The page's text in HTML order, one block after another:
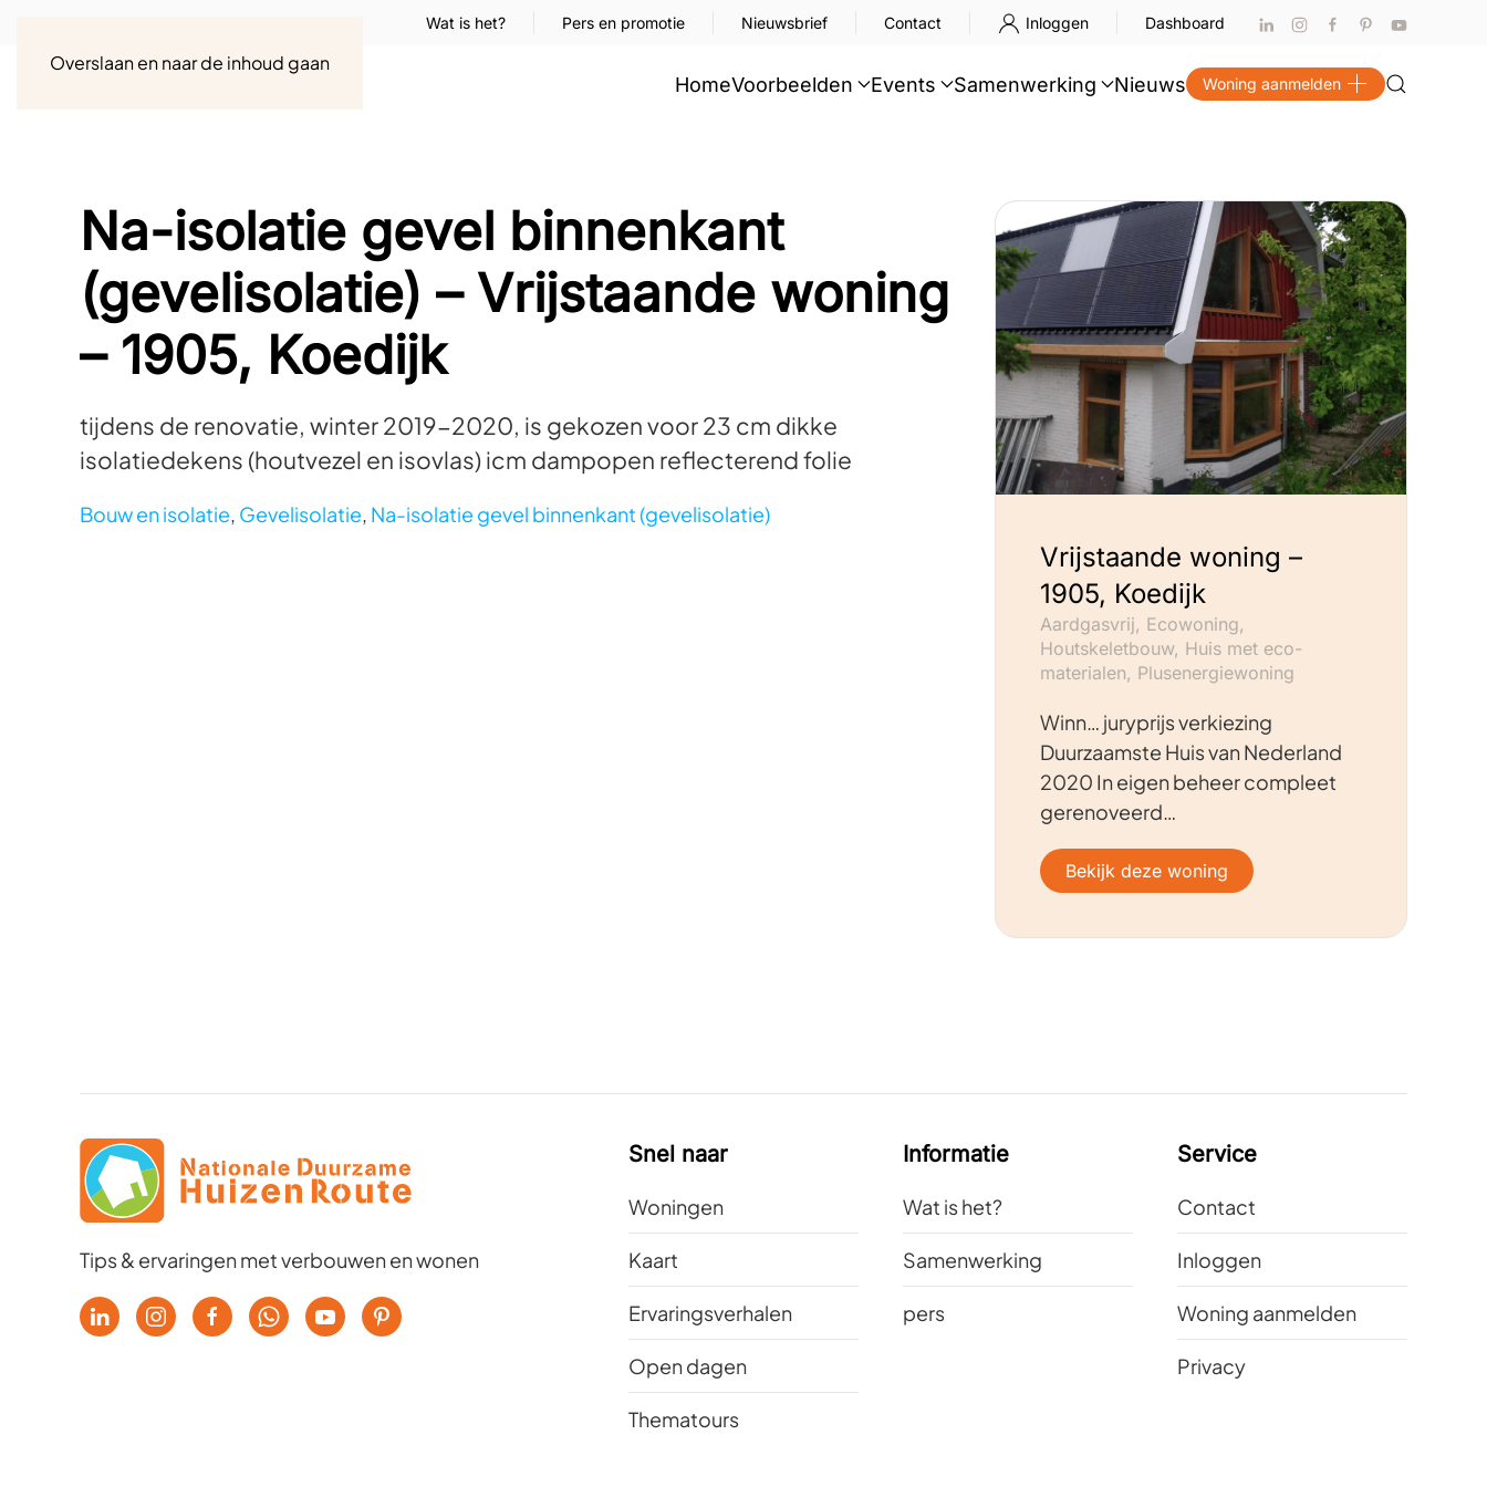
Overslaan en naar de inhoud gaan
Wat is het? Pers en promotie Nieuwsbrief Contact Inloggen Dashboard
HomeVoorbeelden Events Samenwerking Nieuws Woning aanmelden
Na-isolatie gevel binnenkant
(gevelisolatie) – Vrijstaande woning
– 1905, Koedijk
tijdens de renovatie, winter 2019-2020, is gekozen voor 23 cm dikke
isolatiedekens (houtvezel en isovlas) icm dampopen reflecterend folie
Bouw en isolatie, Gevelisolatie, Na-isolatie gevel binnenkant (gevelisolatie)
Vrijstaande woning –
1905, Koedijk
Aardgasvrij, Ecowoning,
Houtskeletbouw, Huis met eco-
materialen, Plusenergiewoning
Winn… juryprijs verkiezing
Duurzaamste Huis van Nederland
2020 In eigen beheer compleet
gerenoveerd…
Bekijk deze woning
Tips & ervaringen met verbouwen en wonen
Snel naar
Woningen
Kaart
Ervaringsverhalen
Open dagen
Thematours
Informatie
Wat is het?
Samenwerking
pers
Service
Contact
Inloggen
Woning aanmelden
Privacy